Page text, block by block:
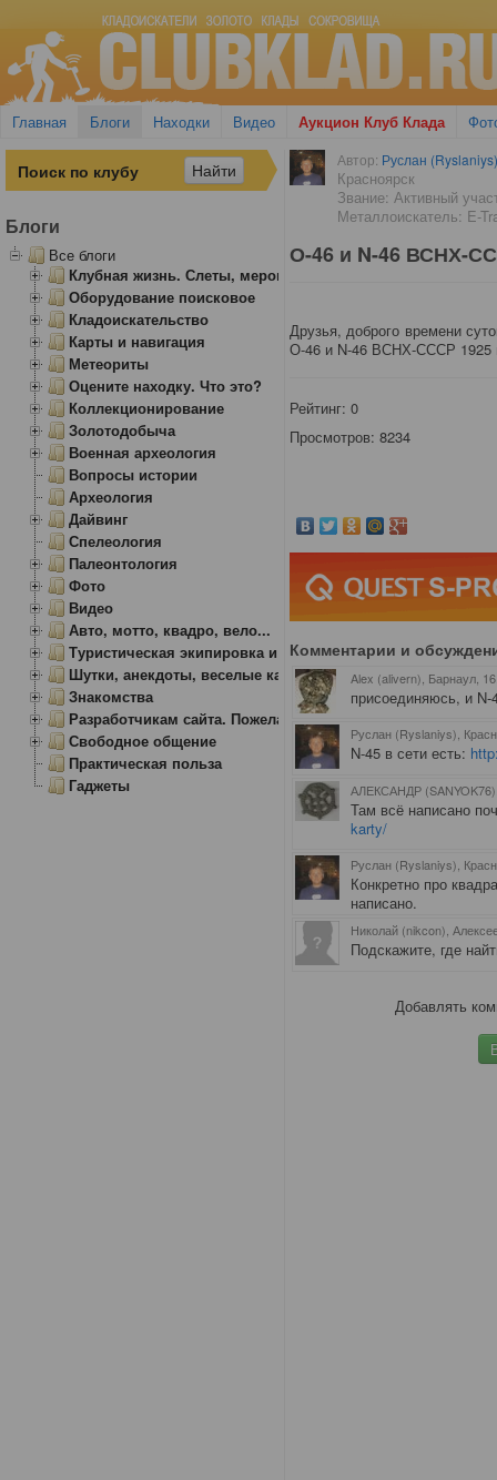
Главная Блоги Находки Видео Аукцион Клуб Клада
Автор: Руслан (Ryslaniys)
Красноярск
Звание: Активный
Металлоискатель: E-
О-46 и N-46 ВСНХ-
Друзья, доброго времени
О-46 и N-46 ВСНХ-СССР 1925
Рейтинг:0
Просмотров: 8234
Комментарии и
Alex (alivern), Барнаул ,
присоединяюсь, и N-
Руслан (Ryslaniys),
N-45 в сети есть:
АЛЕКСАНДР
Там всё написано
karty/
Руслан (Ryslaniys),
Конкретно про
написано.
Николай (nikcon),
Подскажите, где
Добавлять
Блоги
Все блоги
Клубная жизнь. Слеты, мероприятия
Оборудование поисковое
Кладоискательство
Карты и навигация
Метеориты
Оцените находку. Что это?
Коллекционирование
Золотодобыча
Военная археология
Вопросы истории
Археология
Дайвинг
Спелеология
Палеонтология
Фото
Видео
Авто, мотто, квадро, вело...
Туристическая экипировка и снаряжение
Шутки, анекдоты, веселые картинки
Знакомства
Разработчикам сайта. Пожелания, замечания.
Свободное общение
Практическая польза
Гаджеты